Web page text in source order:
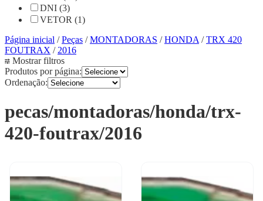
DNI (3)
VETOR (1)
Página inicial /Peças /MONTADORAS /HONDA /TRX 420
FOUTRAX / 2016
Mostrar filtros
Produtos por página:
Ordenação:
pecas/montadoras/honda/trx-
420-foutrax/2016